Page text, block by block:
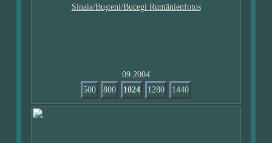
09.2004
500
800 1024 1280 1440